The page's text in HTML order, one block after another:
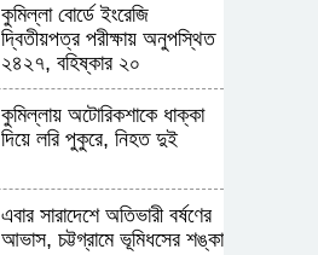
কুমিল্লা বোর্ডে ইংরেজি
দ্বিতীয়পত্র পরীক্ষায় অনুপস্থিত
২৪২৭, বহিষ্কার ২০
কুমিল্লায় অটোরিকশাকে ধাক্কা
দিয়ে লরি পুকুরে, নিহত দুই
এবার সারাদেশে অতিভারী বর্ষণের
আভাস, চট্টগ্রামে ভূমিধসের শঙ্কা